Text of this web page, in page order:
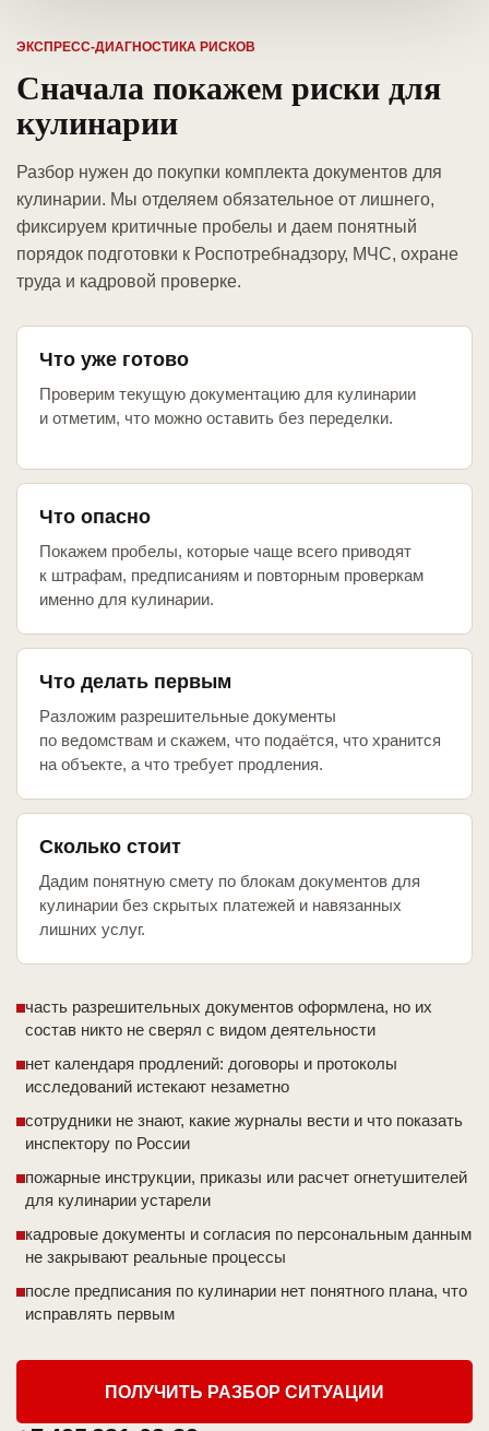
ЭКСПРЕСС-ДИАГНОСТИКА РИСКОВ
Сначала покажем риски для
кулинарии
Разбор нужен до покупки комплекта документов для
кулинарии. Мы отделяем обязательное от лишнего,
фиксируем критичные пробелы и даем понятный
порядок подготовки к Роспотребнадзору, МЧС, охране
труда и кадровой проверке.
Что уже готово
Проверим текущую документацию для кулинарии
и отметим, что можно оставить без переделки.
Что опасно
Покажем пробелы, которые чаще всего приводят
к штрафам, предписаниям и повторным проверкам
именно для кулинарии.
Что делать первым
Разложим разрешительные документы
по ведомствам и скажем, что подаётся, что хранится
на объекте, а что требует продления.
Сколько стоит
Дадим понятную смету по блокам документов для
кулинарии без скрытых платежей и навязанных
лишних услуг.
часть разрешительных документов оформлена, но их
состав никто не сверял с видом деятельности
нет календаря продлений: договоры и протоколы
исследований истекают незаметно
сотрудники не знают, какие журналы вести и что показать
инспектору по России
пожарные инструкции, приказы или расчет огнетушителей
для кулинарии устарели
кадровые документы и согласия по персональным данным
не закрывают реальные процессы
после предписания по кулинарии нет понятного плана, что
исправлять первым
ПОЛУЧИТЬ РАЗБОР СИТУАЦИИ